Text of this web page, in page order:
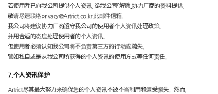
若使用者已向我公司提供个人资讯, 欲我公司「解除」协力厂商的资料提供,
敬请尽速联络privacy@Artrict.co.kr此邮件信箱。
我公司将建议协力厂商遵守我公司的使用者个人资讯处理政策,
并用合适的态度处理使用者的个人资讯。
但使用者必须认知我公司将不负责第三方的行动或疏失,
譬如私自或是从我公司所获得的个人资讯的使用方式等任何责任。
7.个人资讯保护
Artrict尽其最大努力来确保您的个人资讯不被不当利用和遭受损失。然而，